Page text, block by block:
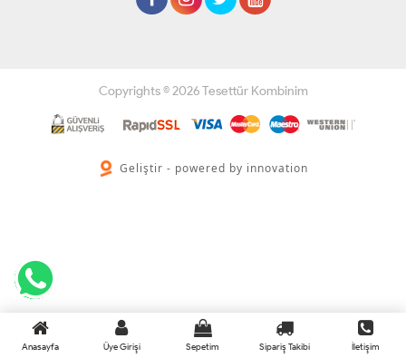
Copyrights © 2026 Tesettür Kombinim
Geliştir - powered by innovation
Anasayfa Üye Girişi Sepetim Sipariş Takibi İletişim